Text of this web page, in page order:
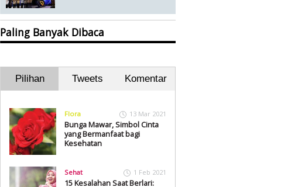
Paling Banyak Dibaca
Pilihan Tweets Komentar
Flora 13 Mar 2021
Bunga Mawar, Simbol Cinta
yang Bermanfaat bagi
Kesehatan
Sehat 1 Feb 2021
15 Kesalahan Saat Berlari: